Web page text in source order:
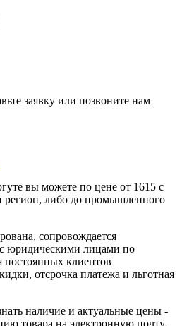
заявку или позвоните нам
вы можете по цене от 1615 с
регион, либо до промышленного
сопровождается
юридическими лицами по
постоянных клиентов
отсрочка платежа и льготная
наличие и актуальные цены -
товара на электронную почту,